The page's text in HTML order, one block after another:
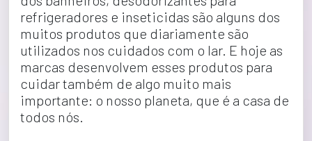
refrigeradores e inseticidas são alguns dos
muitos produtos que diariamente são
utilizados nos cuidados com o lar. E hoje as
marcas desenvolvem esses produtos para
cuidar também de algo muito mais
importante: o nosso planeta, que é a casa de
todos nós.